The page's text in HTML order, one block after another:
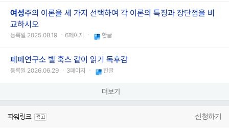
여성주의 이론을 세 가지 선택하여 각 이론의 특징과 장단점을 비
교하시오
등록일 2025.08.19 ㆍ6페이지 ㆍ 한글
페페연구소 벨 훅스 같이 읽기 독후감
등록일 2026.06.29 ㆍ3페이지 ㆍ 한글
더보기
신청하기